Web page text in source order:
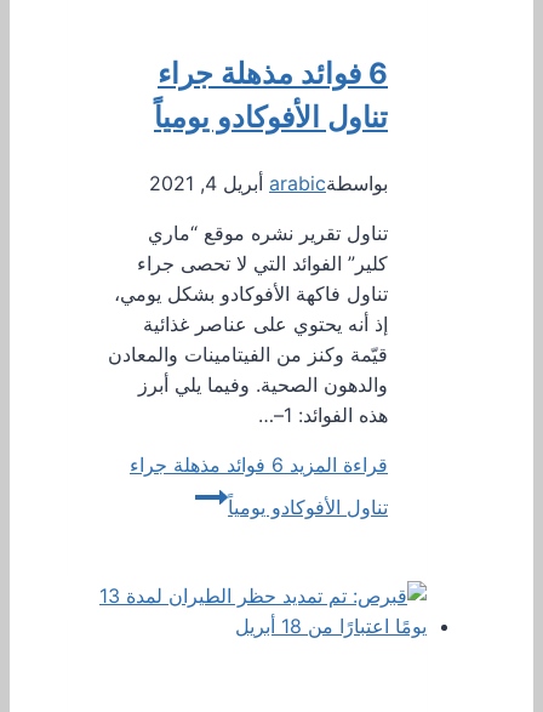
6 فوائد مذهلة جراء
تناول الأفوكادو يومياً
بواسطةarabic أبريل 4, 2021
تناول تقرير نشره موقع “ماري
كلير” الفوائد التي لا تحصى جراء
تناول فاكهة الأفوكادو بشكل يومي،
إذ أنه يحتوي على عناصر غذائية
قيّمة وكنز من الفيتامينات والمعادن
والدهون الصحية. وفيما يلي أبرز
هذه الفوائد: 1–…
قراءة المزيد
6 فوائد مذهلة جراء
تناول الأفوكادو يومياً